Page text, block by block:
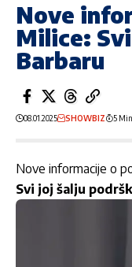
Nove
Milice:
Barbaru
08.01.2025 SHOWBIZ 5
Nove informacije o
Svi joj šalju